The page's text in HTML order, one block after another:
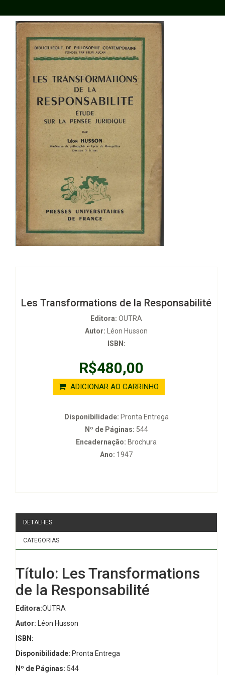
Les Transformations de la Responsabilité
Editora: OUTRA
Autor: Léon Husson
ISBN:
R$480,00
ADICIONAR AO CARRINHO
Disponibilidade: Pronta Entrega
Nº de Páginas: 544
Encadernação: Brochura
Ano: 1947
DETALHES
CATEGORIAS
Título: Les Transformations
de la Responsabilité
Editora:OUTRA
Autor: Léon Husson
ISBN:
Disponibilidade: Pronta Entrega
Nº de Páginas: 544